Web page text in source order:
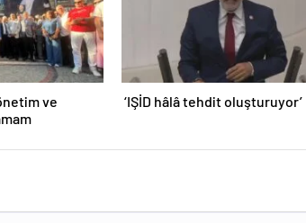
ve
‘IŞİD hâlâ tehdit oluşturuyor’